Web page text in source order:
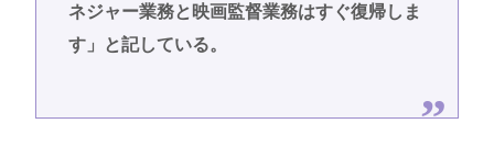
ネジャー業務と映画監督業務はすぐ復帰しま
す」と記している。